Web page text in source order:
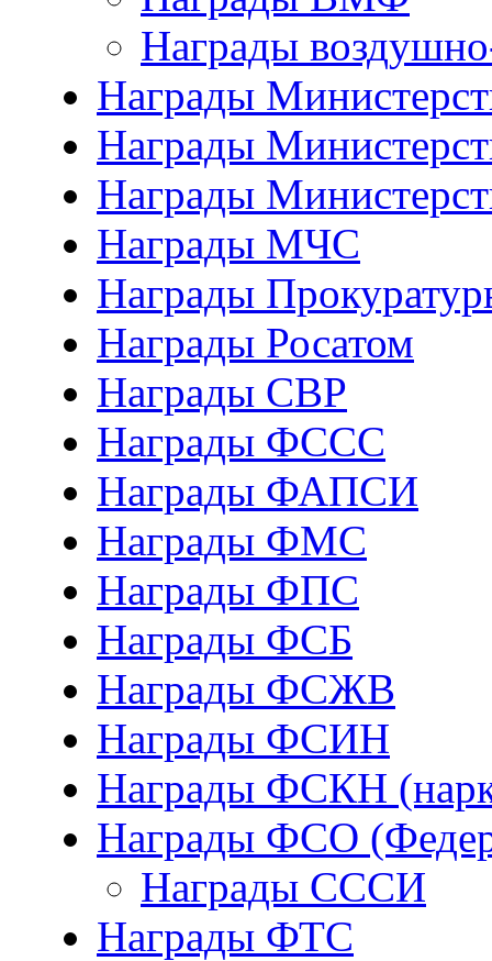
Награды
Награды
Награды
Награды
Награды МЧС
Награды
Награды Росатом
Награды СВР
Награды ФCСС
Награды ФАПСИ
Награды ФМС
Награды ФПС
Награды ФСБ
Награды ФСЖВ
Награды ФСИН
Награды ФСКН
Награды ФСО
Награды СССИ
Награды ФТС